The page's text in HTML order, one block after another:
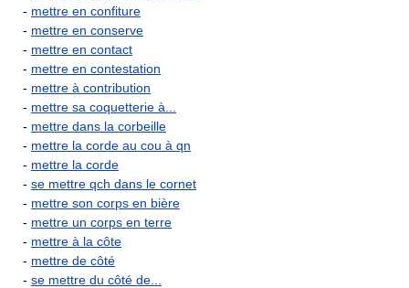
- mettre en confiture
- mettre en conserve
- mettre en contact
- mettre en contestation
- mettre à contribution
- mettre sa coquetterie à...
- mettre dans la corbeille
- mettre la corde au cou à qn
- mettre la corde
- se mettre qch dans le cornet
- mettre son corps en bière
- mettre un corps en terre
- mettre à la côte
- mettre de côté
- se mettre du côté de...